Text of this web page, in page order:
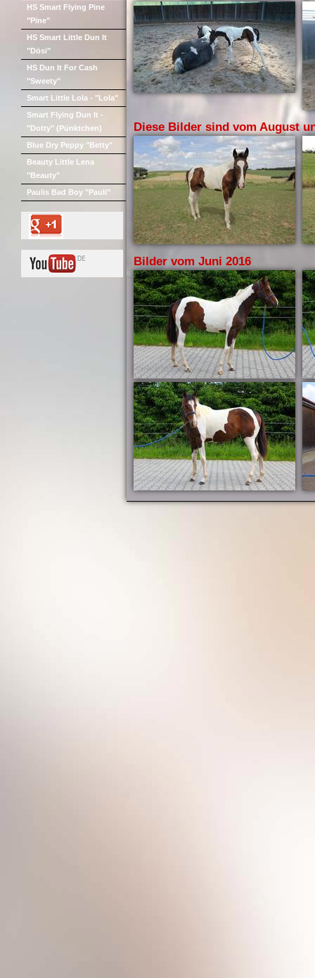
HS Smart Flying Pine
"Pine"
HS Smart Little Dun It
"Dösi"
HS Dun It For Cash
"Sweety"
Smart Little Lola - "Lola"
Smart Flying Dun It -
"Dotty" (Pünktchen)
Blue Dry Peppy "Betty"
Beauty Little Lena
"Beauty"
Paulis Bad Boy "Pauli"
Diese Bilder sind vom August
Bilder vom Juni 2016